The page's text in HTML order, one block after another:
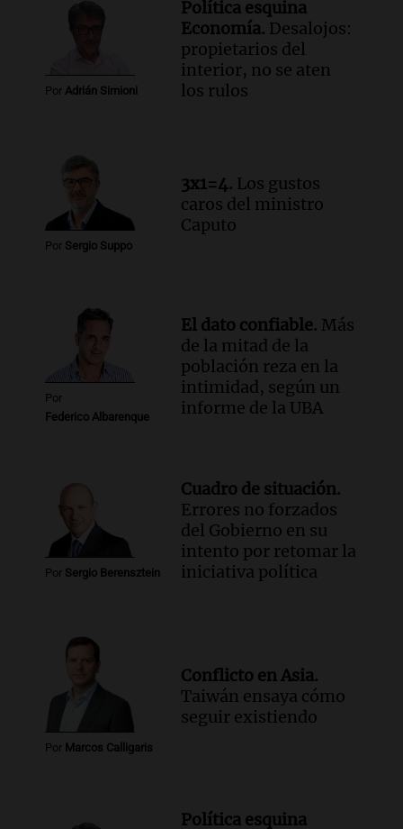
Audio.
Chile planteó mejorar la
conectividad fronteriza, aérea y digital
Panorama Federal
proteínas
Una mañana para todos
Episodios
Audio.Investigan un asalto millonario a
la cooperativa Talamochita en Villa
Episodios
Por Adrián Simioni
Política esquina
Economía. Desalojos:
propietarios del
interior, no se aten
los rulos
Por Sergio Suppo
3x1=4. Los gustos
caros del ministro
Caputo
Por
Federico Albarenque
El dato confiable. Más
de la mitad de la
población reza en la
intimidad, según un
informe de la UBA
Por Sergio Berensztein
Cuadro de situación.
Errores no forzados
del Gobierno en su
intento por retomar la
iniciativa política
Por Marcos Calligaris
Conflicto en Asia.
Taiwán ensaya cómo
seguir existiendo
Política esquina